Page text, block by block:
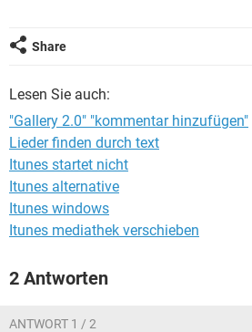
Share
Lesen Sie auch:
"Gallery 2.0" "kommentar hinzufügen"
Lieder finden durch text
Itunes startet nicht
Itunes alternative
Itunes windows
Itunes mediathek verschieben
2 Antworten
ANTWORT 1 / 2